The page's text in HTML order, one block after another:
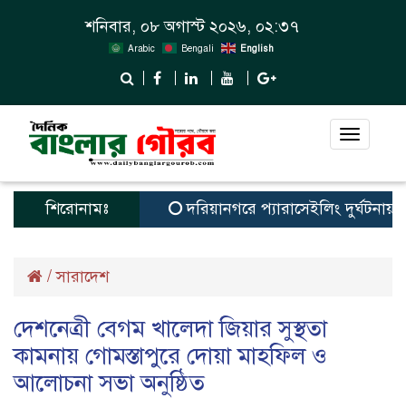
শনিবার, ০৮ অগাস্ট ২০২৬, ০২:৩৭
Arabic Bengali English
Toggle
শিরোনামঃ দরিয়ানগরে প্যারাসেইলিং দুর্ঘটনায়
/সারাদেশ
দেশনেত্রী বেগম খালেদা জিয়ার সুস্থতা
কামনায় গোমস্তাপুরে দোয়া মাহফিল ও
আলোচনা সভা অনুষ্ঠিত